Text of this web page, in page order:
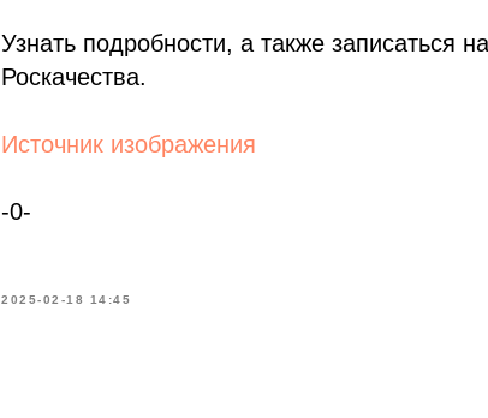
Узнать подробности, а также записаться
Роскачества.
Источник изображения
-0-
2025-02-18 14:45